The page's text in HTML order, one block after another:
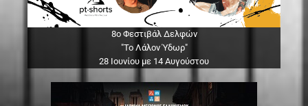
8ο Φεστιβάλ Δελφών
"Το Λάλον Ύδωρ"
28 Ιουνίου με 14 Αυγούστου